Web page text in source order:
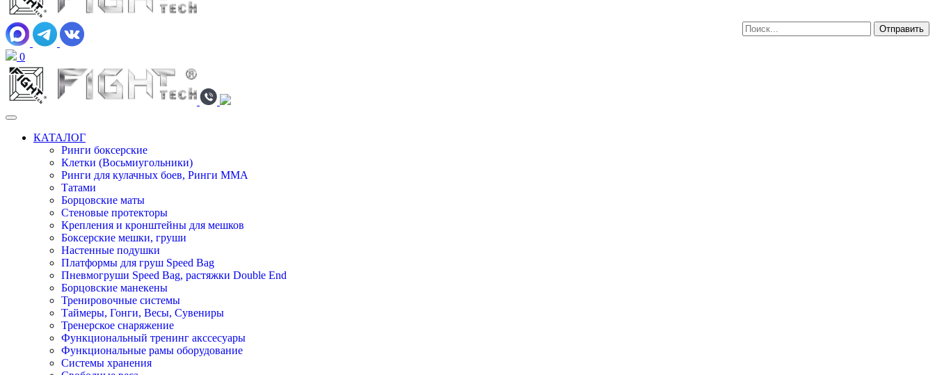
0
КАТАЛОГ
Ринги боксерские
Клетки (Восьмиугольники)
Ринги для кулачных боев, Ринги ММА
Татами
Борцовские маты
Стеновые протекторы
Крепления и кронштейны для мешков
Боксерские мешки, груши
Настенные подушки
Платформы для груш Speed Bag
Пневмогруши Speed Bag, растяжки Double End
Борцовские манекены
Тренировочные системы
Таймеры, Гонги, Весы, Сувениры
Тренерское снаряжение
Функциональный тренинг акссесуары
Функциональные рамы оборудование
Системы хранения